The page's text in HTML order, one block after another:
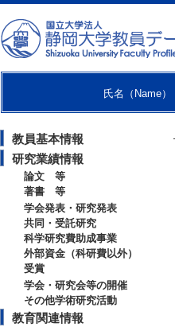
氏名（Name）
教員基本情報
研究業績情報
論文 等
著書 等
学会発表・研究発表
共同・受託研究
科学研究費助成事業
外部資金（科研費以外）
受賞
学会・研究会等の開催
その他学術研究活動
教育関連情報